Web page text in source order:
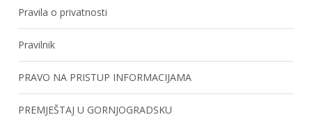
Pravila o privatnosti
Pravilnik
PRAVO NA PRISTUP INFORMACIJAMA
PREMJEŠTAJ U GORNJOGRADSKU